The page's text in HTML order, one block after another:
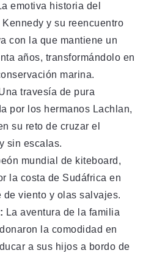
emotiva historia del
y su reencuentro
con la que mantiene un
años, transformándolo en
marina.
travesía de pura
por los hermanos Lachlan,
su reto de cruzar el
sin escalas.
mundial de kiteboard,
la costa de Sudáfrica en
de viento y olas salvajes.
La aventura de la familia
la comodidad en
a sus hijos a bordo de